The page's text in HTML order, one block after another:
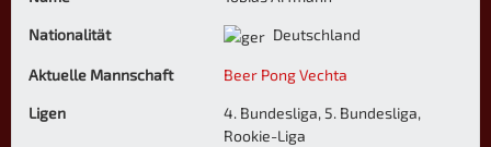
Nationalität Deutschland
Aktuelle Mannschaft Beer Pong Vechta
Ligen
4. Bundesliga, 5. Bundesliga,
Rookie-Liga